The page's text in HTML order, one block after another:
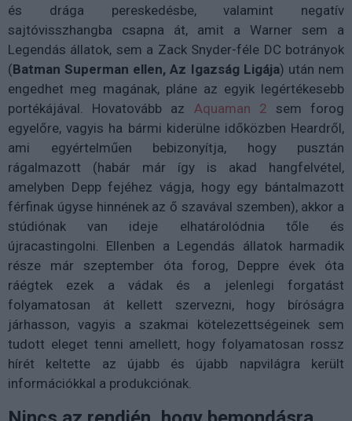
és drága pereskedésbe, valamint negatív
sajtóvisszhangba csapna át, amit a Warner sem a
Legendás állatok, sem a Zack Snyder-féle DC botrányok
(Batman Superman ellen, Az Igazság Ligája) után nem
engedhet meg magának, pláne az egyik legértékesebb
portékájával. Hovatovább az Aquaman 2 sem forog
egyelőre, vagyis ha bármi kiderülne időközben Heardről,
ami egyértelműen bebizonyítja, hogy pusztán
rágalmazott (habár már így is akad hangfelvétel,
amelyben Depp fejéhez vágja, hogy egy bántalmazott
férfinak úgyse hinnének az ő szavával szemben), akkor a
stúdiónak van ideje elhatárolódnia tőle és
újracastingolni. Ellenben a Legendás állatok harmadik
része már szeptember óta forog, Deppre évek óta
ráégtek ezek a vádak és a jelenlegi forgatást
folyamatosan át kellett szervezni, hogy bíróságra
járhasson, vagyis a szakmai kötelezettségeinek sem
tudott eleget tenni amellett, hogy folyamatosan rossz
hírét keltette az újabb és újabb napvilágra került
információkkal a produkciónak.